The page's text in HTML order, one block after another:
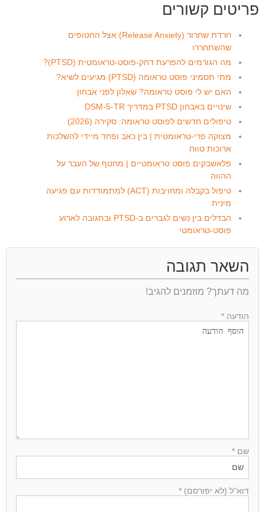
פריטים קשורים
חרדת שחרור (Release Anxiety) אצל החטופים
שהשתחררו
מה הגורמים להפרעת דחק-פוסט-טראומטית (PTSD)?
מתי תסמיני פוסט טראומה (PTSD) מגיעים לשיא?
האם יש לי פוסט טראומה? שאלון לפני אבחון
שינויים באבחון PTSD במדריך DSM-5-TR
טיפולים חדשים לפוסט טראומה: סקירה (2026)
מצוקה פרי-טראומטית | בין כאב ופחד מיידי להשלכות
ארוכות טווח
פלאשבקים פוסט טראומטיים | מחטף של העבר על
ההווה
טיפול בקבלה ומחויבות (ACT) למתמודדות עם פגיעה
מינית
הבדלים בין נשים לגברים ב-PTSD ובתגובה לארוע
פוסט-טראומטי
השאר תגובה
מה דעתך? מוזמנים להגיב!
הודעה *
שם *
דוא"ל (לא יפורסם) *